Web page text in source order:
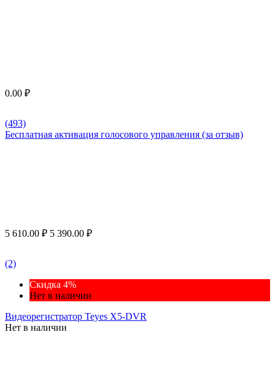
0.00 ₽
(493)
Бесплатная активация голосового управления (за отзыв)
5 610.00 ₽ 5 390.00 ₽
(2)
Скидка 4%
Нет в наличии
Видеорегистратор Teyes X5-DVR
Нет в наличии